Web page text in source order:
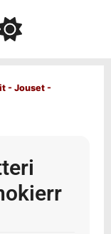
- Jouset -